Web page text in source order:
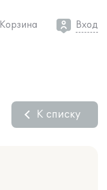
Корзина Вход
К списку